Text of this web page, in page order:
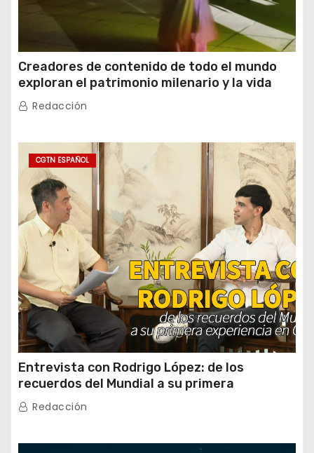
Creadores de contenido de todo el mundo
exploran el patrimonio milenario y la vida
moderna de Xinjiang
Redacción
CGTN ESPAÑOL
Entrevista con Rodrigo López: de los
recuerdos del Mundial a su primera
experiencia en China
Redacción